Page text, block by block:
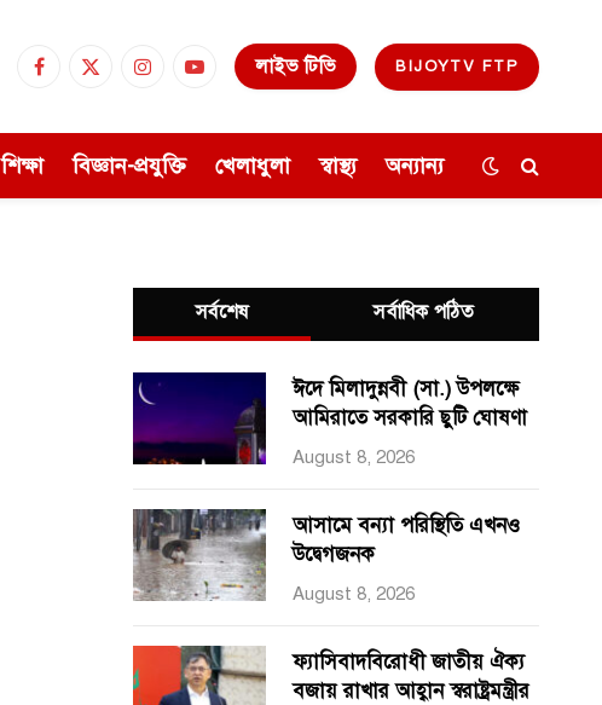
Facebook
X
InstagramYouTubeলাইভ টিভি BIJOYTV FTP
শিক্ষা বিজ্ঞান-প্রযুক্তি খেলাধুলা স্বাস্থ্য অন্যান্য
সর্বশেষ সর্বাধিক পঠিত
ঈদে মিলাদুন্নবী (সা.) উপলক্ষে
আমিরাতে সরকারি ছুটি ঘোষণা
August 8, 2026
আসামে বন্যা পরিস্থিতি এখনও
উদ্বেগজনক
August 8, 2026
ফ্যাসিবাদবিরোধী জাতীয় ঐক্য
বজায় রাখার আহ্বান স্বরাষ্ট্রমন্ত্রীর